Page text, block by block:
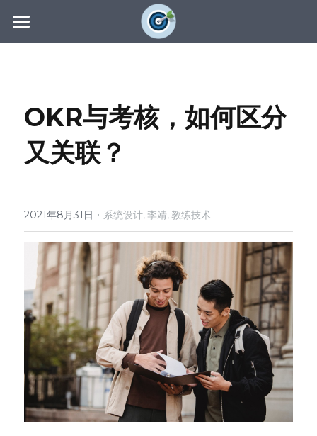
主页
OKR教练
社区动态
教练技术
教练辅导
资源下载
专业著作
OKR表格
OKR流程
系统设计
导入培训
全周期辅导
教练认证
证书查询
搜索
OKR与考核，如何区分
又关联？
2021年8月31日 · 系统设计, 李靖,教练技术